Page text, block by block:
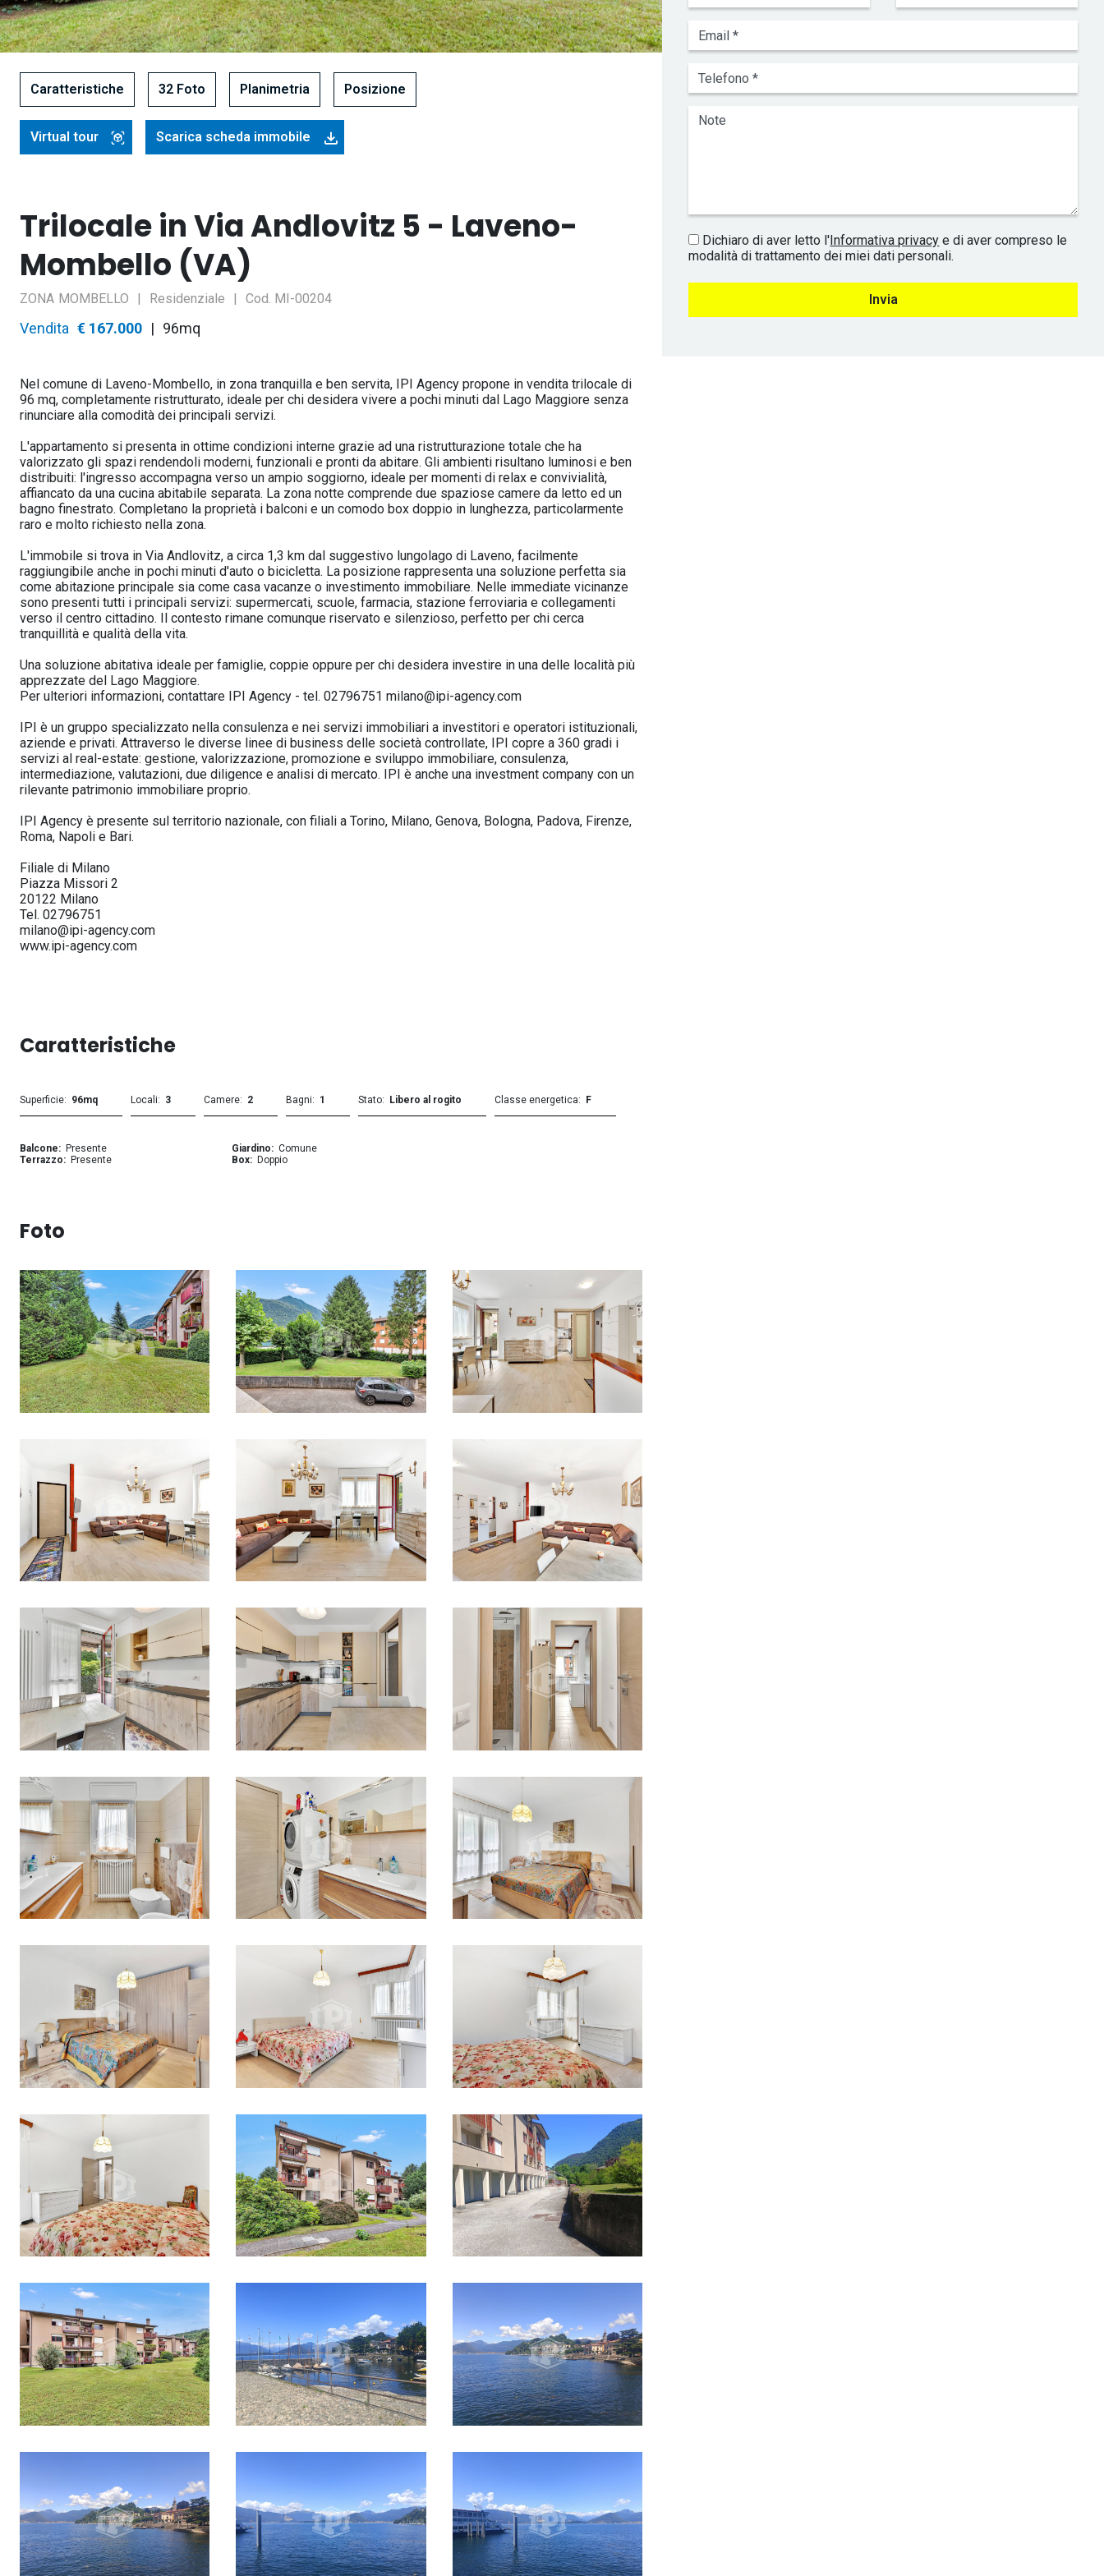
Caratteristiche 32 Foto Planimetria Posizione
Virtual tour Scarica scheda immobile
Trilocale in Via Andlovitz 5 - Laveno-
Mombello (VA)
ZONA MOMBELLO Asset
Residenziale Cod. MI-00204
Vendita Prezzo
€ 167.000 96mq
Nel comune di Laveno-Mombello, in zona tranquilla e ben servita, IPI Agency propone in vendita trilocale di
96 mq, completamente ristrutturato, ideale per chi desidera vivere a pochi minuti dal Lago Maggiore senza
rinunciare alla comodità dei principali servizi.
L'appartamento si presenta in ottime condizioni interne grazie ad una ristrutturazione totale che ha
valorizzato gli spazi rendendoli moderni, funzionali e pronti da abitare. Gli ambienti risultano luminosi e ben
distribuiti: l'ingresso accompagna verso un ampio soggiorno, ideale per momenti di relax e convivialità,
affiancato da una cucina abitabile separata. La zona notte comprende due spaziose camere da letto ed un
bagno finestrato. Completano la proprietà i balconi e un comodo box doppio in lunghezza, particolarmente
raro e molto richiesto nella zona.
L'immobile si trova in Via Andlovitz, a circa 1,3 km dal suggestivo lungolago di Laveno, facilmente
raggiungibile anche in pochi minuti d'auto o bicicletta. La posizione rappresenta una soluzione perfetta sia
come abitazione principale sia come casa vacanze o investimento immobiliare. Nelle immediate vicinanze
sono presenti tutti i principali servizi: supermercati, scuole, farmacia, stazione ferroviaria e collegamenti
verso il centro cittadino. Il contesto rimane comunque riservato e silenzioso, perfetto per chi cerca
tranquillità e qualità della vita.
Una soluzione abitativa ideale per famiglie, coppie oppure per chi desidera investire in una delle località più
apprezzate del Lago Maggiore.
Per ulteriori informazioni, contattare IPI Agency - tel. 02796751 milano@ipi-agency.com
IPI è un gruppo specializzato nella consulenza e nei servizi immobiliari a investitori e operatori istituzionali,
aziende e privati. Attraverso le diverse linee di business delle società controllate, IPI copre a 360 gradi i
servizi al real-estate: gestione, valorizzazione, promozione e sviluppo immobiliare, consulenza,
intermediazione, valutazioni, due diligence e analisi di mercato. IPI è anche una investment company con un
rilevante patrimonio immobiliare proprio.
IPI Agency è presente sul territorio nazionale, con filiali a Torino, Milano, Genova, Bologna, Padova, Firenze,
Roma, Napoli e Bari.
Filiale di Milano
Piazza Missori 2
20122 Milano
Tel. 02796751
milano@ipi-agency.com
www.ipi-agency.com
Caratteristiche
Superficie 96mq Locali 3 Camere 2 Bagni 1 Stato Libero al rogito Classe energetica F
Balcone
Presente
Terrazzo
Presente
Giardino
Comune
Box
Doppio
Foto
Dichiaro di aver letto l' Informativa privacy e di aver compreso le
modalità di trattamento dei miei dati personali.
Invia